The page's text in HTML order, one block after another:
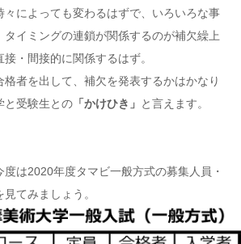
々によっても変わるはずで、いろいろな事
イミングの連鎖が関係するのが補欠繰上
・間接的に関係するはず。
者を出して、補欠を発表するかはかなり
と受験生との 「かけひき」 と言えます。
は2020年度タマビ一般方式の募集人員・
てみましょう。